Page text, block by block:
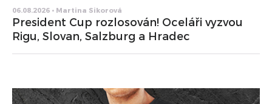
06.08.2026 • Martina Sikorová
President Cup rozlosován! Oceláři vyzvou
Rigu, Slovan, Salzburg a Hradec